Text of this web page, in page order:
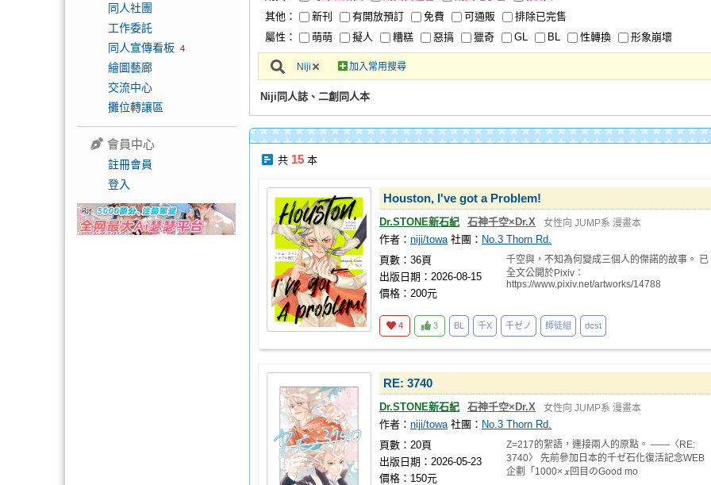
同人社團
工作委託
同人宣傳看板 4
繪圖藝廊
交流中心
攤位轉讓區
會員中心
註冊會員
登入
其他：
新刊 有開放預訂 免費 可通販
排除已完售
屬性：
萌萌 擬人 糟糕 惡搞 獵奇 GL BL 性轉換 形象崩壞
Niji 加入常用搜尋
Niji同人誌、二創同人本
共 15 本
Houston, I've got a Problem!
Dr.STONE新石紀 石神千空×Dr.X 女性向 JUMP系 漫畫本
作者： niji/towa 社團： No.3 Thorn Rd.
頁數：36頁
出版日期：2026-08-15
價格：200元
千空與，不知為何變成三個人的傑諾的故事。 已
全文公開於Pixiv：
https://www.pixiv.net/artworks/14788
4 3 BL 千X 千ゼノ 師徒組 dcst
RE: 3740
Dr.STONE新石紀 石神千空×Dr.X 女性向 JUMP系 漫畫本
作者： niji/towa 社團： No.3 Thorn Rd.
頁數：20頁
出版日期：2026-05-23
價格：150元
Z=217的絮語，連接兩人的原點。 ——〈RE:
3740〉 先前參加日本的千ゼ石化復活記念WEB
企劃「1000× 𝒙回目のGood mo